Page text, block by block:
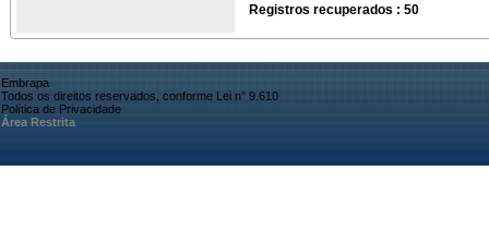
Registros recuperados : 50
Embrapa
Todos os direitos reservados, conforme Lei n° 9.610
Política de Privacidade
Área Restrita